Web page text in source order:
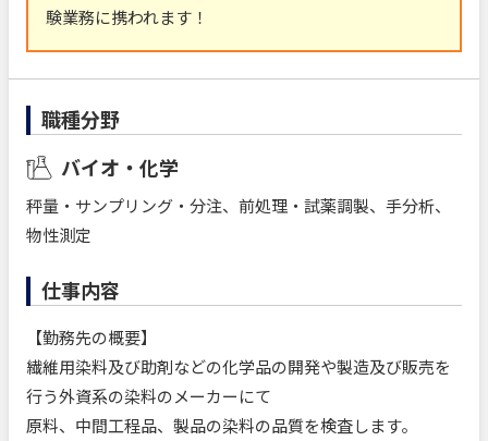
験業務に携われます！
職種分野
バイオ・化学
秤量・サンプリング・分注、前処理・試薬調製、手分析、
物性測定
仕事内容
【勤務先の概要】
繊維用染料及び助剤などの化学品の開発や製造及び販売を
行う外資系の染料のメーカーにて
原料、中間工程品、製品の染料の品質を検査します。